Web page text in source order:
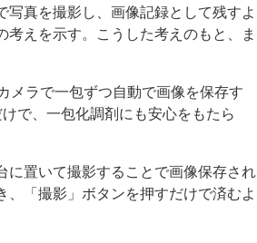
真を撮影し、画像記録として残すよ
えを示す。こうした考えのもと、ま
ラで一包ずつ自動で画像を保存す
で、一包化調剤にも安心をもたら
置いて撮影することで画像保存され
「撮影」ボタンを押すだけで済むよ